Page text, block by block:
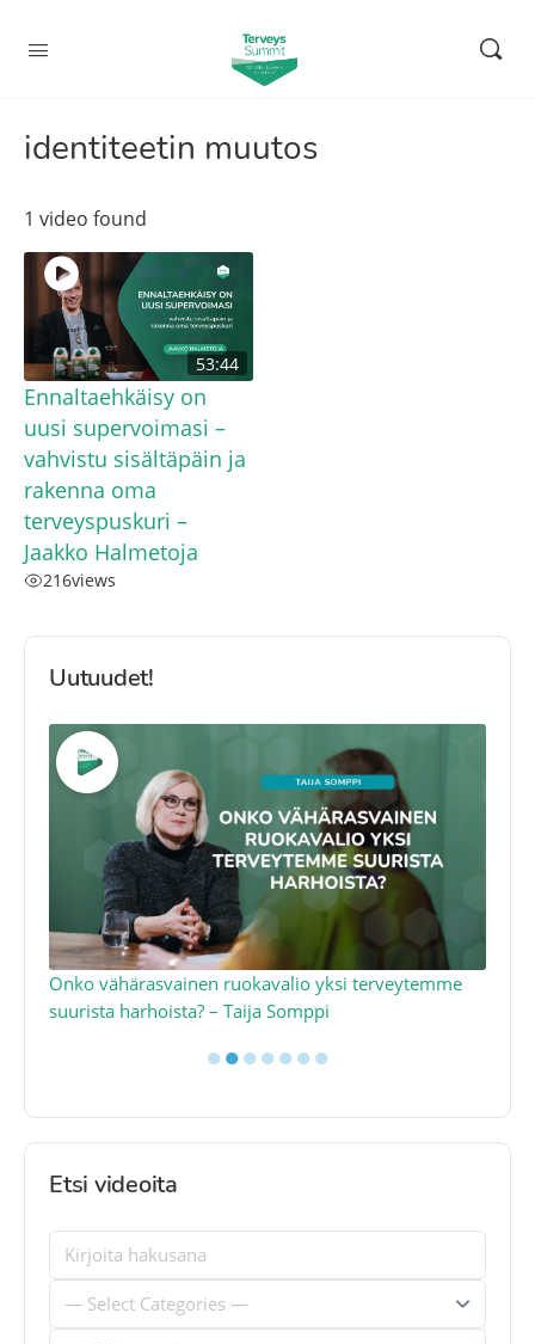
identiteetin muutos
1 video found
53:44
Ennaltaehkäisy on
uusi supervoimasi –
vahvistu sisältäpäin ja
rakenna oma
terveyspuskuri –
Jaakko Halmetoja
216views
Uutuudet!
Onko vähärasvainen ruokavalio yksi terveytemme
suurista harhoista? – Taija Somppi
●●●●●●●
Etsi videoita